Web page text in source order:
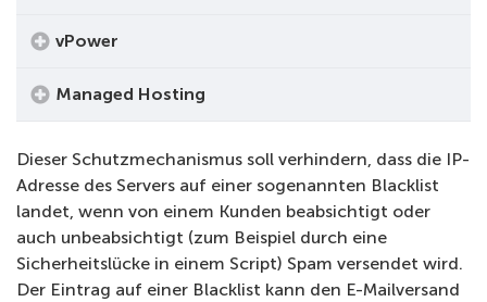
vPower
Managed Hosting
Dieser Schutzmechanismus soll verhindern, dass die IP-
Adresse des Servers auf einer sogenannten Blacklist
landet, wenn von einem Kunden beabsichtigt oder
auch unbeabsichtigt (zum Beispiel durch eine
Sicherheitslücke in einem Script) Spam versendet wird.
Der Eintrag auf einer Blacklist kann den E-Mailversand